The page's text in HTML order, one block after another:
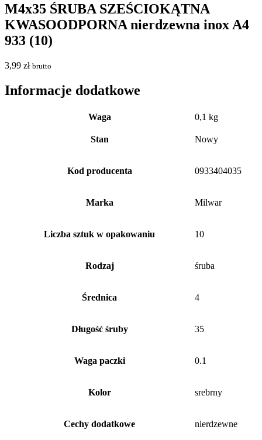
M4x35 ŚRUBA SZEŚCIOKĄTNA
KWASOODPORNA nierdzewna inox A4
933 (10)
3,99 zł brutto
Informacje dodatkowe
Waga 0,1 kg
Stan Nowy
Kod producenta 0933404035
Marka Milwar
Liczba sztuk w opakowaniu 10
Rodzaj śruba
Średnica 4
Długość śruby 35
Waga paczki 0.1
Kolor srebrny
Cechy dodatkowe nierdzewne